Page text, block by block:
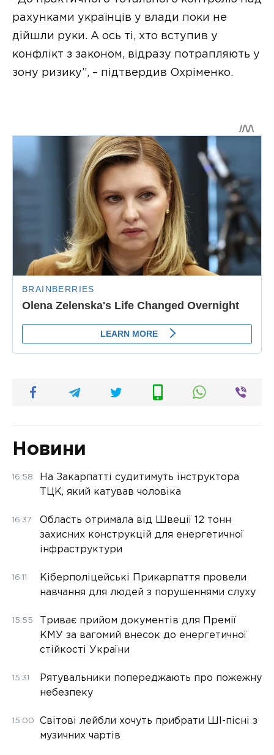
рахунками українців у влади поки не
дійшли руки. А ось ті, хто вступив у
конфлікт з законом, відразу потрапляють у
зону ризику”, – підтвердив Охріменко.
Новини
16:58
На Закарпатті судитимуть інструктора
ТЦК, який катував чоловіка
16:37
Область отримала від Швеції 12 тонн
захисних конструкцій для енергетичної
інфраструктури
16:11
Кіберполіцейські Прикарпаття провели
навчання для людей з порушеннями слуху
15:55
Триває прийом документів для Премії
КМУ за вагомий внесок до енергетичної
стійкості України
15:31
Рятувальники попереджають про пожежну
небезпеку
15:00
Світові лейбли хочуть прибрати ШІ-пісні з
музичних чартів